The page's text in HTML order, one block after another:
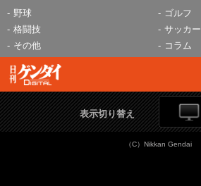
野球
ゴルフ
格闘技
サッカー
その他
コラム
表示切り替え
（C）Nikkan Gendai